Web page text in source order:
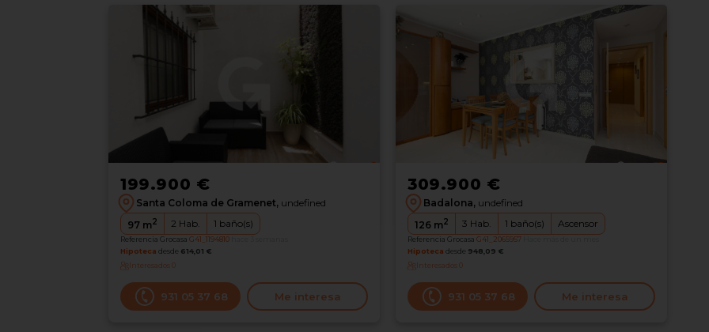
199.900 €
Santa Coloma de Gramenet, undefined
97 m2 2 Hab. 1 baño(s)
Referencia Grocasa G41_1194810
Hipoteca desde 614,01 €
Interesados0
931 05 37 68 Me interesa
309.900 €
Badalona, undefined
126m2 3 Hab. 1 baño(s) Ascensor
Referencia Grocasa G41_2065957
Hipoteca desde 948,09 €
Interesados0
931 05 37 68 Me interesa